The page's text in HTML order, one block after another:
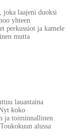
joka laajeni duoksi
yhteen
perkussiot ja kamele
mutta
lauantaina
koko
ja toiminnallinen
alussa